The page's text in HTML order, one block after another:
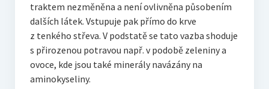
traktem nezměněna a není ovlivněna působením
dalších látek. Vstupuje pak přímo do krve
z tenkého střeva. V podstatě se tato vazba shoduje
s přirozenou potravou např. v podobě zeleniny a
ovoce, kde jsou také minerály navázány na
aminokyseliny.